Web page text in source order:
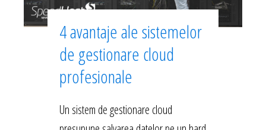
4 avantaje ale sistemelor
de gestionare cloud
profesionale
Un sistem de gestionare cloud